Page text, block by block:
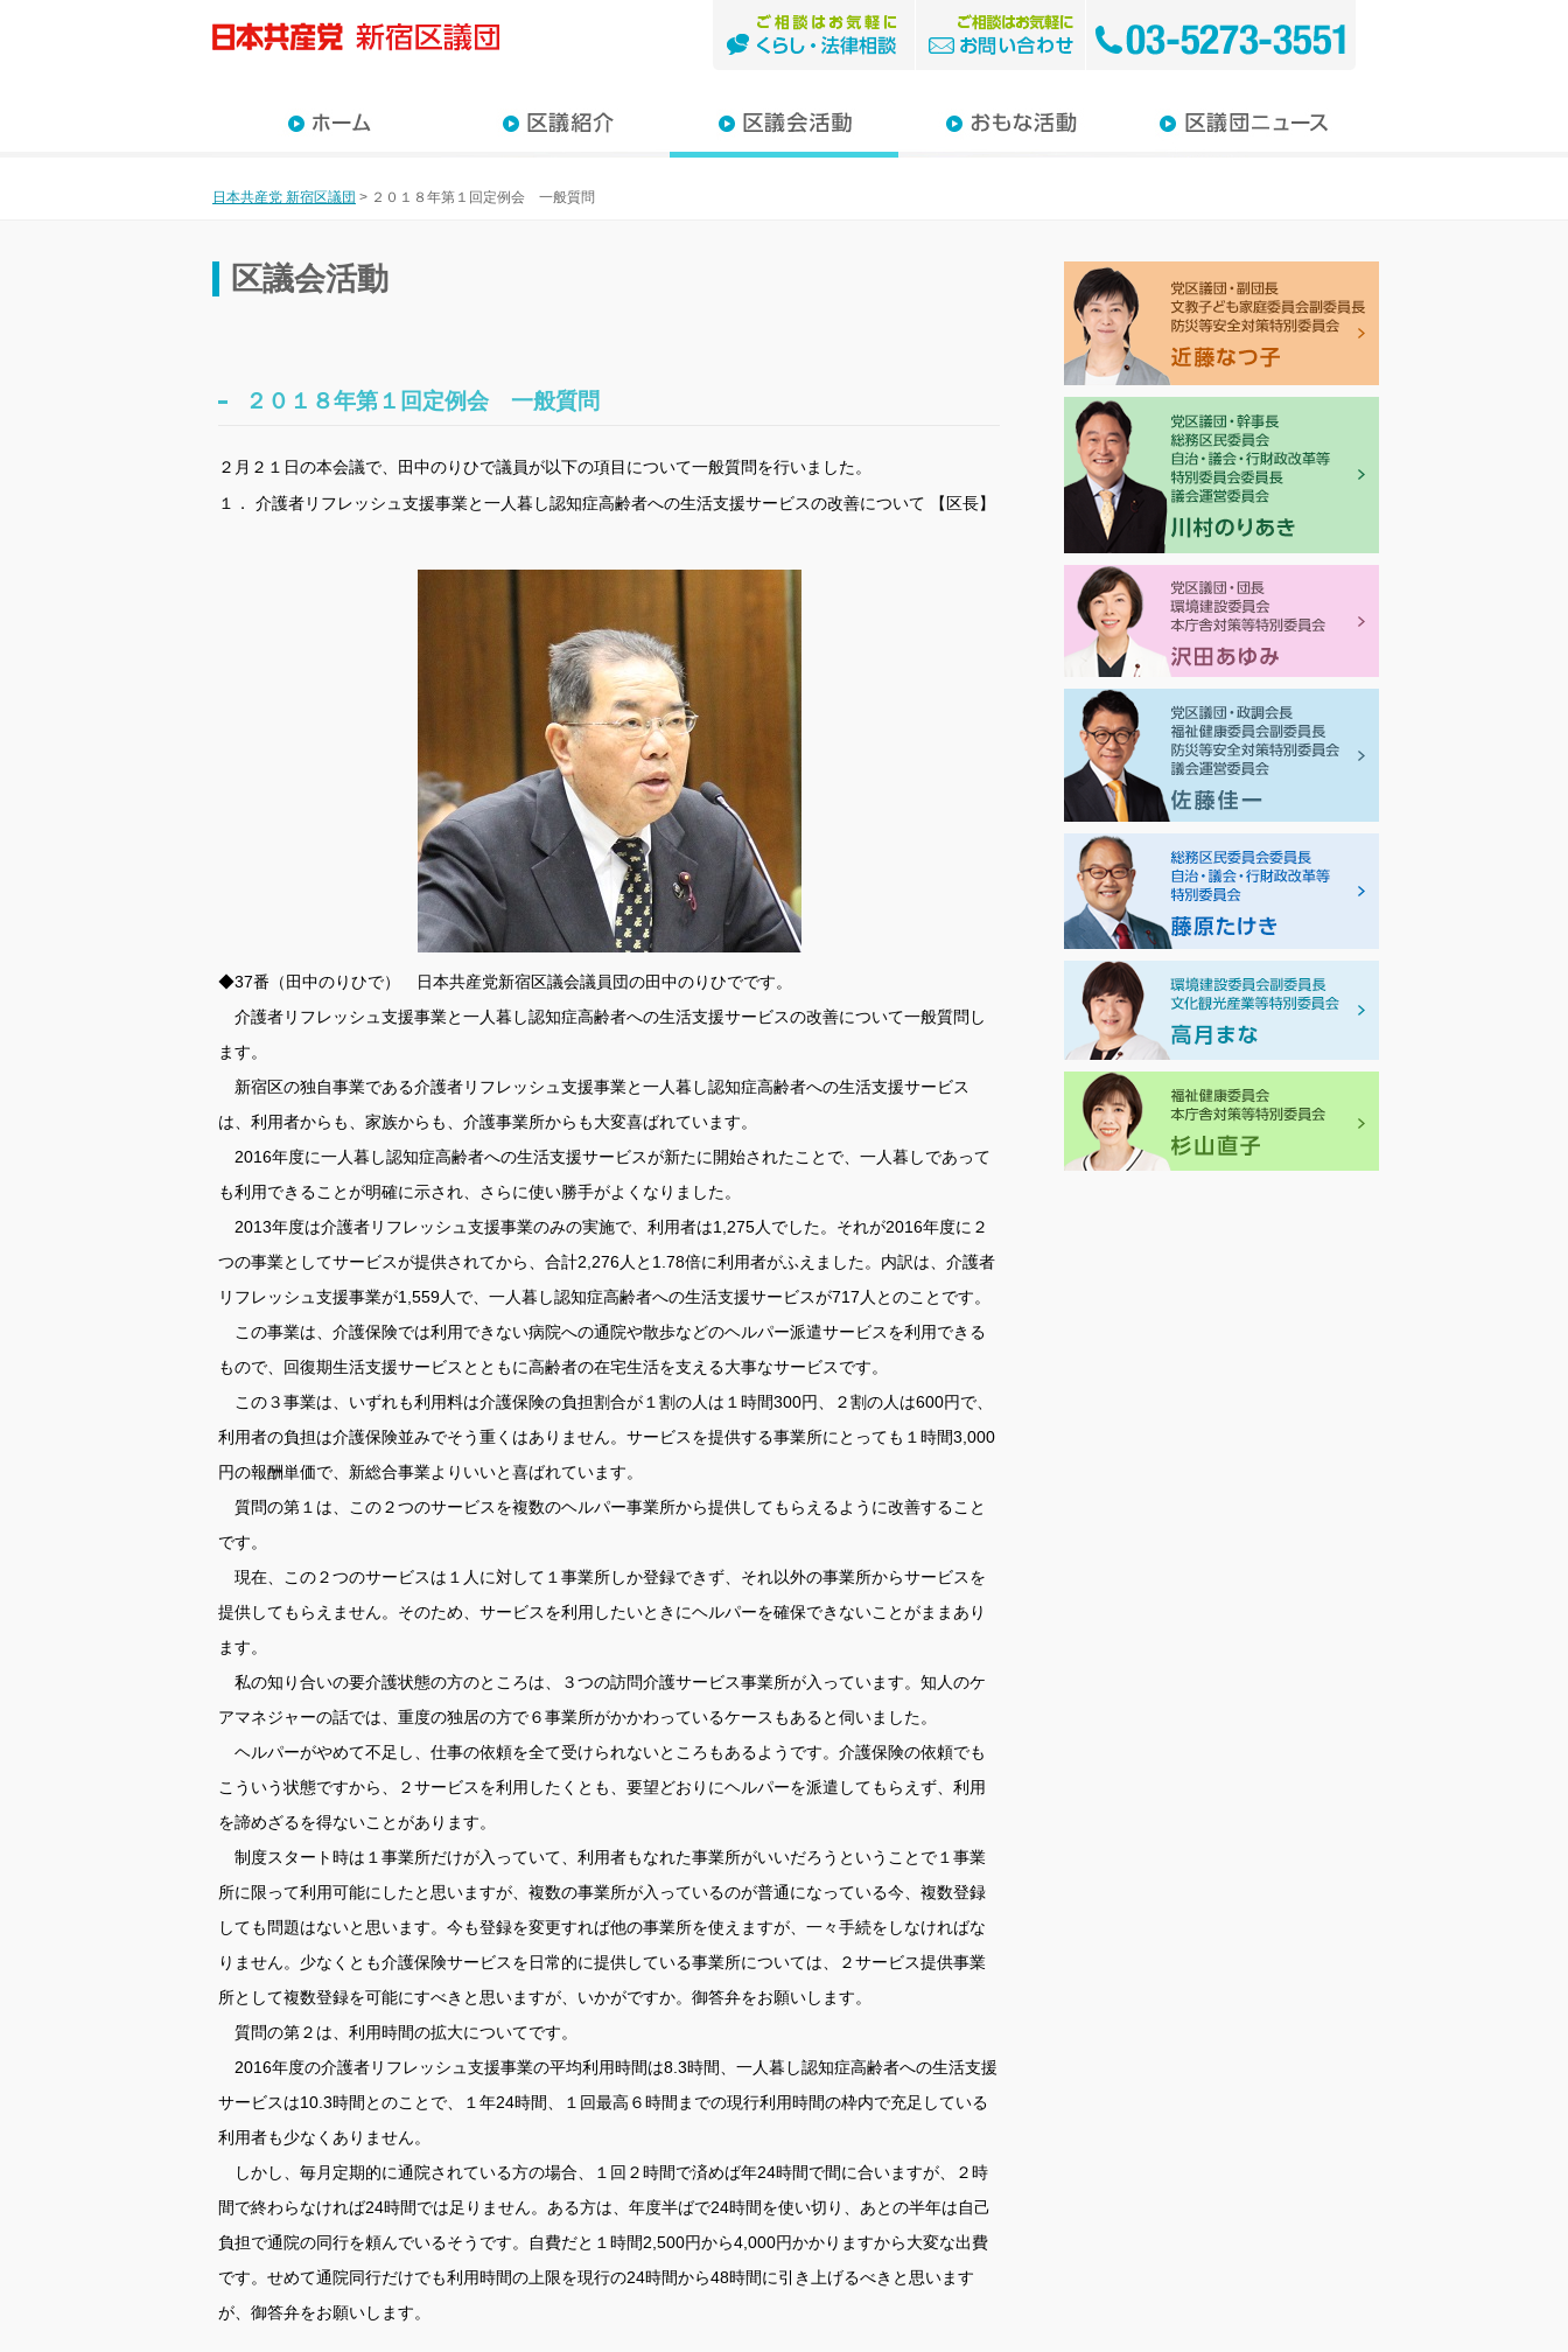
日本共産党 新宿区議団 > ２０１８年第１回定例会 一般質問
区議会活動
２０１８年第１回定例会 一般質問
２月２１日の本会議で、田中のりひで議員が以下の項目について一般質問を行いました。
１． 介護者リフレッシュ支援事業と一人暮し認知症高齢者への生活支援サービスの改善について 【区長】
◆37番（田中のりひで） 日本共産党新宿区議会議員団の田中のりひでです。
介護者リフレッシュ支援事業と一人暮し認知症高齢者への生活支援サービスの改善について一般質問し
ます。
新宿区の独自事業である介護者リフレッシュ支援事業と一人暮し認知症高齢者への生活支援サービス
は、利用者からも、家族からも、介護事業所からも大変喜ばれています。
2016年度に一人暮し認知症高齢者への生活支援サービスが新たに開始されたことで、一人暮しであって
も利用できることが明確に示され、さらに使い勝手がよくなりました。
2013年度は介護者リフレッシュ支援事業のみの実施で、利用者は1,275人でした。それが2016年度に２
つの事業としてサービスが提供されてから、合計2,276人と1.78倍に利用者がふえました。内訳は、介護者
リフレッシュ支援事業が1,559人で、一人暮し認知症高齢者への生活支援サービスが717人とのことです。
この事業は、介護保険では利用できない病院への通院や散歩などのヘルパー派遣サービスを利用できる
もので、回復期生活支援サービスとともに高齢者の在宅生活を支える大事なサービスです。
この３事業は、いずれも利用料は介護保険の負担割合が１割の人は１時間300円、２割の人は600円で、
利用者の負担は介護保険並みでそう重くはありません。サービスを提供する事業所にとっても１時間3,000
円の報酬単価で、新総合事業よりいいと喜ばれています。
質問の第１は、この２つのサービスを複数のヘルパー事業所から提供してもらえるように改善すること
です。
現在、この２つのサービスは１人に対して１事業所しか登録できず、それ以外の事業所からサービスを
提供してもらえません。そのため、サービスを利用したいときにヘルパーを確保できないことがままあり
ます。
私の知り合いの要介護状態の方のところは、３つの訪問介護サービス事業所が入っています。知人のケ
アマネジャーの話では、重度の独居の方で６事業所がかかわっているケースもあると伺いました。
ヘルパーがやめて不足し、仕事の依頼を全て受けられないところもあるようです。介護保険の依頼でも
こういう状態ですから、２サービスを利用したくとも、要望どおりにヘルパーを派遣してもらえず、利用
を諦めざるを得ないことがあります。
制度スタート時は１事業所だけが入っていて、利用者もなれた事業所がいいだろうということで１事業
所に限って利用可能にしたと思いますが、複数の事業所が入っているのが普通になっている今、複数登録
しても問題はないと思います。今も登録を変更すれば他の事業所を使えますが、一々手続をしなければな
りません。少なくとも介護保険サービスを日常的に提供している事業所については、２サービス提供事業
所として複数登録を可能にすべきと思いますが、いかがですか。御答弁をお願いします。
質問の第２は、利用時間の拡大についてです。
2016年度の介護者リフレッシュ支援事業の平均利用時間は8.3時間、一人暮し認知症高齢者への生活支援
サービスは10.3時間とのことで、１年24時間、１回最高６時間までの現行利用時間の枠内で充足している
利用者も少なくありません。
しかし、毎月定期的に通院されている方の場合、１回２時間で済めば年24時間で間に合いますが、２時
間で終わらなければ24時間では足りません。ある方は、年度半ばで24時間を使い切り、あとの半年は自己
負担で通院の同行を頼んでいるそうです。自費だと１時間2,500円から4,000円かかりますから大変な出費
です。せめて通院同行だけでも利用時間の上限を現行の24時間から48時間に引き上げるべきと思います
が、御答弁をお願いします。